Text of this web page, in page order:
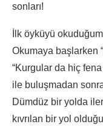
sonları!
İlk öyküyü
Okumaya başlarken
“Kurgular da hiç
ile buluşmadan
Dümdüz bir yolda
kıvrılan bir yol